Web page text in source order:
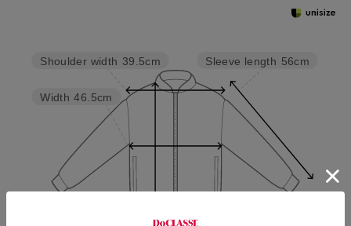
Sleeve length 56cm
Width 46.5cm
Shoulder width 39.5cm